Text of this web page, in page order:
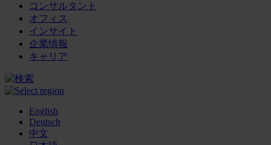
コンサルタント
オフィス
インサイト
企業情報
キャリア
English
Deutsch
中文